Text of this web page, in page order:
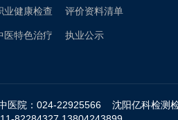
业健康检查
医特色治疗
评价资料清单
执业公示
医院：024-22925566 沈阳亿科检